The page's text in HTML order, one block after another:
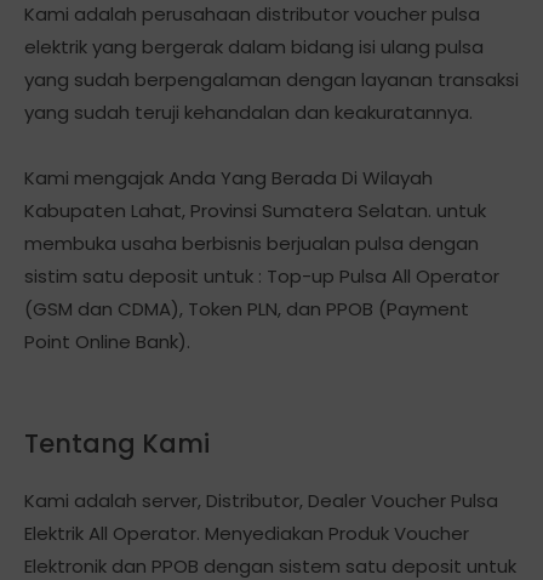
Kami adalah perusahaan distributor voucher pulsa
elektrik yang bergerak dalam bidang isi ulang pulsa
yang sudah berpengalaman dengan layanan transaksi
yang sudah teruji kehandalan dan keakuratannya.
Kami mengajak Anda Yang Berada Di Wilayah
Kabupaten Lahat, Provinsi Sumatera Selatan. untuk
membuka usaha berbisnis berjualan pulsa dengan
sistim satu deposit untuk : Top-up Pulsa All Operator
(GSM dan CDMA), Token PLN, dan PPOB (Payment
Point Online Bank).
Tentang Kami
Kami adalah server, Distributor, Dealer Voucher Pulsa
Elektrik All Operator. Menyediakan Produk Voucher
Elektronik dan PPOB dengan sistem satu deposit untuk